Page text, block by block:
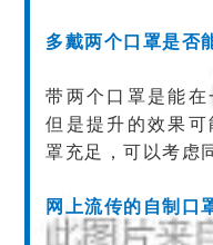
多戴两个口罩是否
带两个口罩是能在
但是提升的效果
罩充足，可以考虑
网上流传的自制口